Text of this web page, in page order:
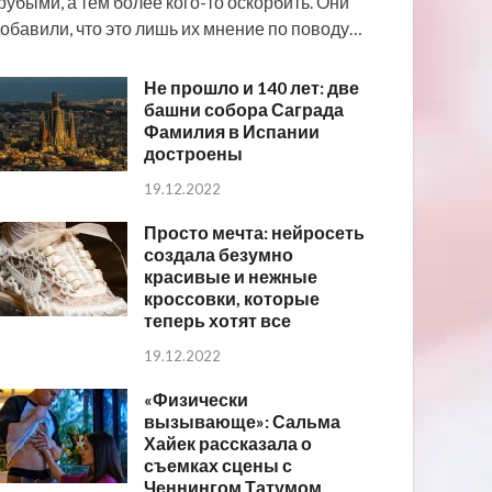
что это лишь их мнение по поводу…
Не прошло и 140 лет: две
башни собора Саграда
Фамилия в Испании
достроены
19.12.2022
Просто мечта: нейросеть
создала безумно
красивые и нежные
кроссовки, которые
теперь хотят все
19.12.2022
«Физически
вызывающе»: Сальма
Хайек рассказала о
съемках сцены с
Ченнингом Татумом